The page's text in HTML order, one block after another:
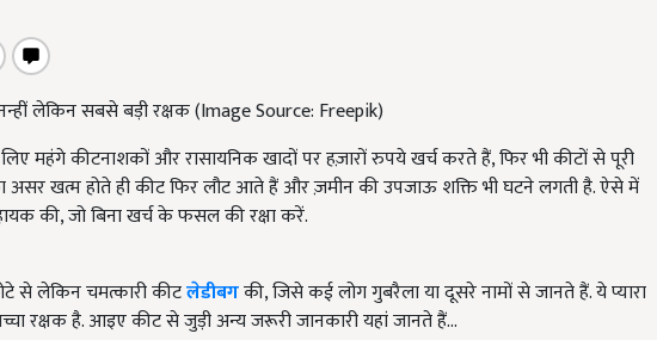
लेकिन सबसे बड़ी रक्षक (Image Source: Freepik)
महंगे कीटनाशकों और रासायनिक खादों पर हज़ारों रुपये खर्च करते हैं, फिर भी कीटों से पूरी
असर खत्म होते ही कीट फिर लौट आते हैं और ज़मीन की उपजाऊ शक्ति भी घटने लगती है. ऐसे में
की, जो बिना खर्च के फसल की रक्षा करें.
से लेकिन चमत्कारी कीटलेडीबगकी, जिसे कई लोग गुबरैला या दूसरे नामों से जानते हैं. ये प्यारा
रक्षक है. आइए कीट से जुड़ी अन्य जरूरी जानकारी यहां जानते हैं...